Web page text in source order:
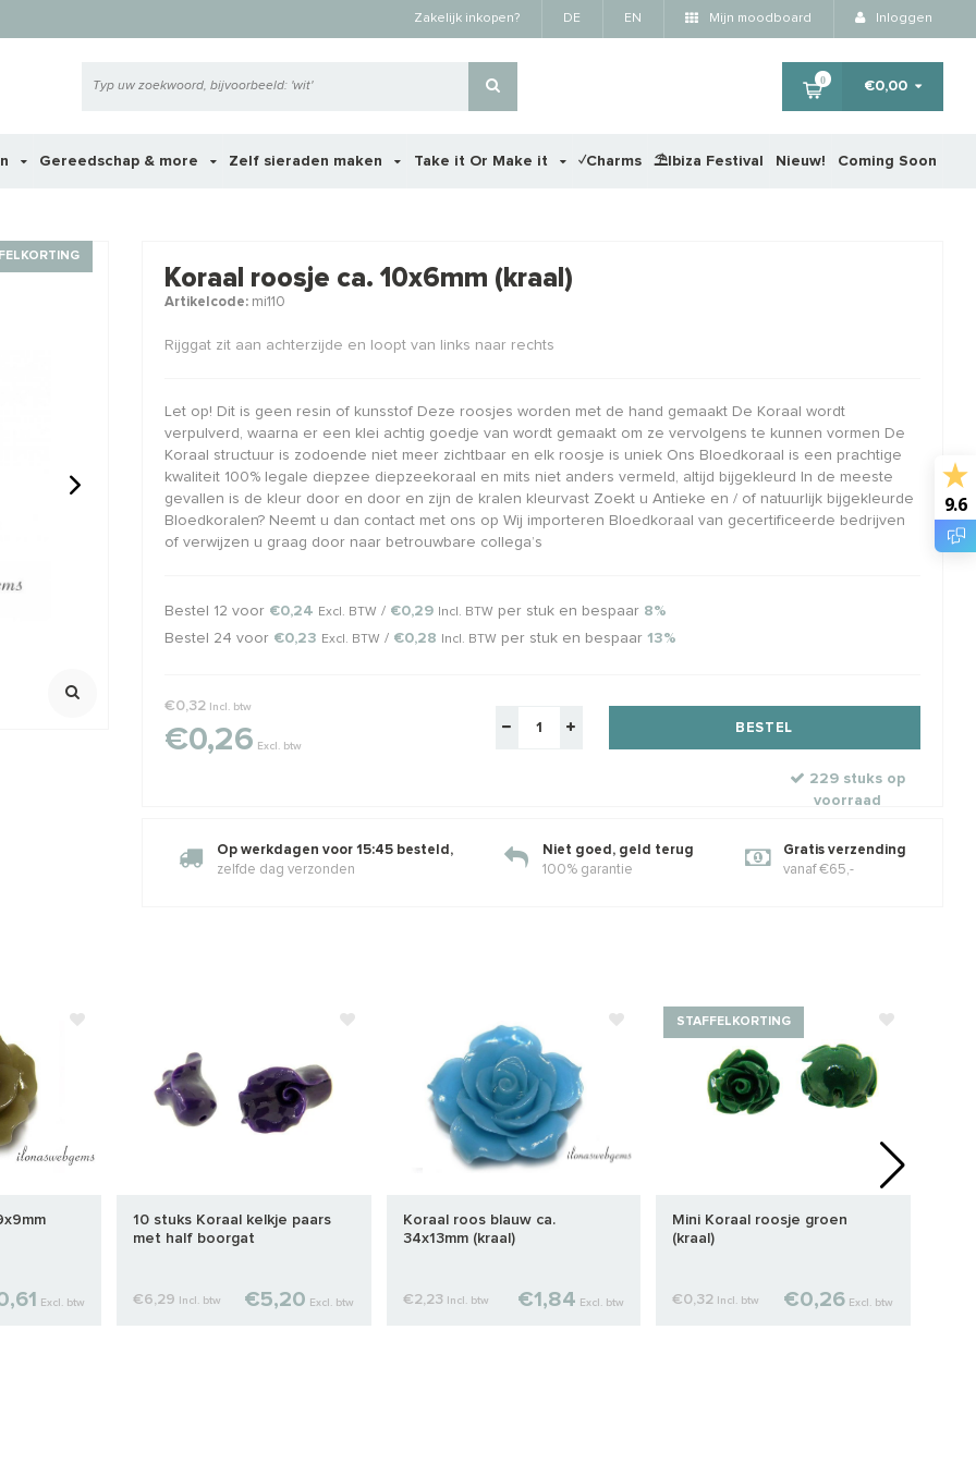
Zakelijk inkopen? DE EN Mijn moodboard Inloggen
0 €0,00
Gereedschap & more Zelf sieraden maken Take it Or Make it ✓Charms ⛱️Ibiza Festival Nieuw! Coming Soon
interessant voor je?
Bergkristal obelisk kralen ca.
€19,95 Incl. btw €16,49
Sterling zilveren hangertje
€6,95 Incl. btw €5,74 Excl. btw
Koraal roosje ca. 10x6mm (kraal)
Artikelcode:mi110
Rijggat zit aan achterzijde en loopt van links naar rechts
Let op! Dit is geen resin of kunsstof Deze roosjes worden met de hand gemaakt De Koraal wordt
verpulverd, waarna er een klei achtig goedje van wordt gemaakt om ze vervolgens te kunnen vormen De
Koraal structuur is zodoende niet meer zichtbaar en elk roosje is uniek Ons Bloedkoraal is een prachtige
kwaliteit 100% legale diepzee diepzeekoraal en mits niet anders vermeld, altijd bijgekleurd In de meeste
gevallen is de kleur door en door en zijn de kralen kleurvast Zoekt u Antieke en / of natuurlijk bijgekleurde
Bloedkoralen? Neemt u dan contact met ons op Wij importeren Bloedkoraal van gecertificeerde bedrijven
of verwijzen u graag door naar betrouwbare collega’s
Bestel 12 voor €0,24 Excl. BTW / €0,29 Incl. BTW per stuk en bespaar 8%
Bestel 24 voor €0,23 Excl. BTW / €0,28 Incl. BTW per stuk en bespaar 13%
€0,32 Incl. btw
€0,26 Excl. btw
BESTEL
229 stuks op
voorraad
Op werkdagen voor 15:45 besteld,
zelfde dag verzonden
Niet goed, geld terug
100% garantie
Gratis verzending
vanaf €65,-
Excl. btw
10 stuks Koraal kelkje paars
met half boorgat
€6,29 Incl. btw €5,20 Excl. btw
Koraal roos blauw ca.
34x13mm (kraal)
€2,23 Incl. btw €1,84 Excl. btw
STAFFELKORTING
Mini Koraal roosje groen
(kraal)
€0,32 Incl. btw €0,26 Excl. btw
9.6